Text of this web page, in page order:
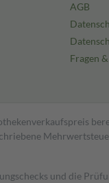
AGB
Fragen
und die